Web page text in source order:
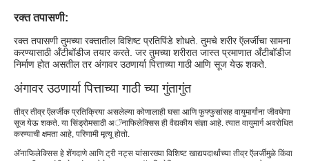
रक्त तपासणी:
रक्त तपासणी तुमच्या रक्तातील विशिष्ट प्रतिपिंडे शोधते. तुमचे शरीर ऍलर्जीचा सामना
करण्यासाठी अँटीबॉडीज तयार करते. जर तुमच्या शरीरात जास्त प्रमाणात अँटीबॉडीज
निर्माण होत असतील तर अंगावर उठणार्या पित्ताच्या गाठी आणि सूज येऊ शकते.
अंगावर उठणार्या पित्ताच्या गाठी च्या गुंतागुंत
तीव्र तीव्र ऍलर्जीक प्रतिक्रिया असलेल्या कोणालाही घसा आणि फुफ्फुसांसह वायुमार्गांना जीवघेणा
सूज येऊ शकते. या सिंड्रोमसाठी अॅनाफिलेक्सिस ही वैद्यकीय संज्ञा आहे. त्यात वायुमार्ग अवरोधित
करण्याची क्षमता आहे, परिणामी मृत्यू होतो.
अ‍ॅनाफिलेक्सिस हे शेंगदाणे आणि ट्री नट्स यांसारख्या विशिष्ट खाद्यपदार्थांच्या तीव्र ऍलर्जीमुळे किंवा